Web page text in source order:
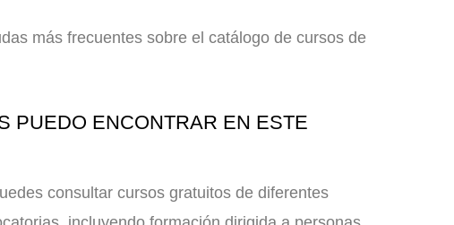
más frecuentes sobre el catálogo de cursos de
PUEDO ENCONTRAR EN ESTE
consultar cursos gratuitos de diferentes